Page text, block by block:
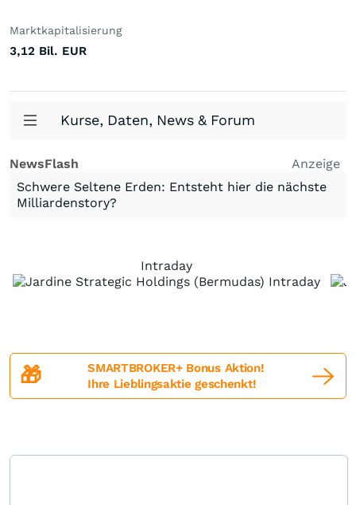
Marktkapitalisierung
3,12 Bil. EUR
Kurse, Daten, News & Forum
NewsFlash
Anzeige
Schwere Seltene Erden: Entsteht hier die nächste
Milliardenstory?
Intraday
🎁
SMARTBROKER+ Bonus Aktion!
Ihre Lieblingsaktie geschenkt!